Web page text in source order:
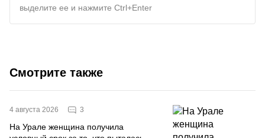
выделите ее и нажмите Ctrl+Enter
Смотрите также
4 августа 2026 3
На Урале женщина получила